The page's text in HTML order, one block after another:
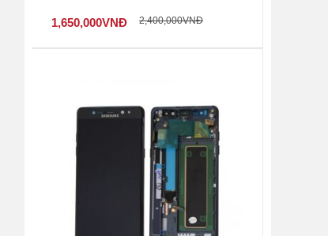
1,650,000VNĐ 2,400,000VNĐ